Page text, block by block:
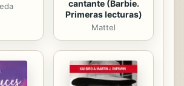
cantante (Barbie.
Primeras lecturas)
Mattel